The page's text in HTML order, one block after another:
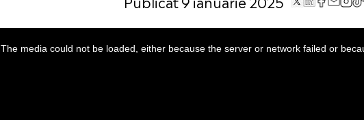
The media could not be loaded, either because the server or network failed or